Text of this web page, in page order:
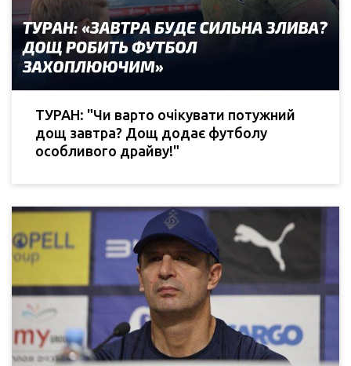
ТУРАН: "Чи варто очікувати потужний
дощ завтра? Дощ додає футболу
особливого драйву!"